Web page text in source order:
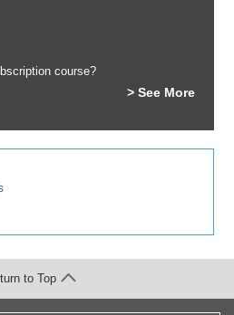
course?
> See More
to Top